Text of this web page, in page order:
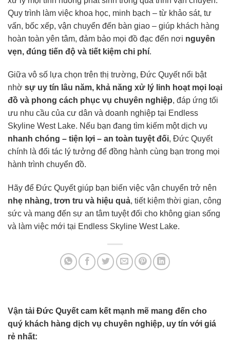
Quy trình làm việc khoa học, minh bạch – từ khảo sát, tư
vấn, bốc xếp, vận chuyển đến bàn giao – giúp khách hàng
hoàn toàn yên tâm, đảm bảo mọi đồ đạc đến nơi nguyên
vẹn, đúng tiến độ và tiết kiệm chi phí.
Giữa vô số lựa chọn trên thị trường, Đức Quyết nổi bật
nhờ sự uy tín lâu năm, khả năng xử lý linh hoạt mọi loại
đồ và phong cách phục vụ chuyên nghiệp, đáp ứng tối
ưu nhu cầu của cư dân và doanh nghiệp tại Endless
Skyline West Lake. Nếu bạn đang tìm kiếm một dịch vụ
nhanh chóng – tiện lợi – an toàn tuyệt đối, Đức Quyết
chính là đối tác lý tưởng để đồng hành cùng bạn trong mọi
hành trình chuyển đồ.
Hãy để Đức Quyết giúp bạn biến việc vận chuyển trở nên
nhẹ nhàng, trơn tru và hiệu quả, tiết kiệm thời gian, công
sức và mang đến sự an tâm tuyệt đối cho không gian sống
và làm việc mới tại Endless Skyline West Lake.
Vận tải Đức Quyết cam kết mạnh mẽ mang đến cho
quý khách hàng dịch vụ chuyên nghiệp, uy tín với giá
rẻ nhất: